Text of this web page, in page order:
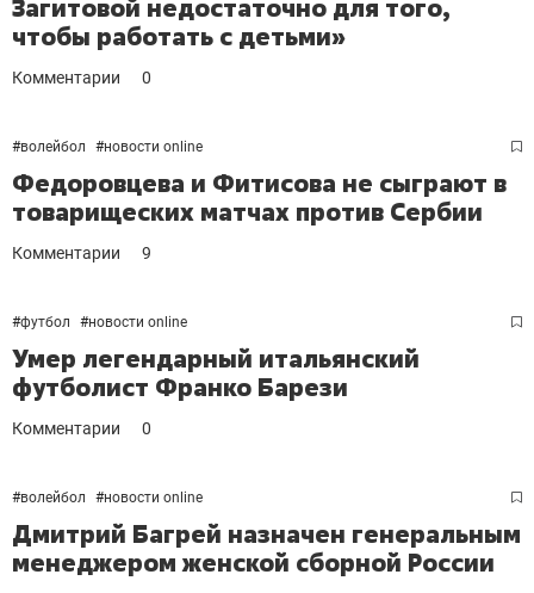
Загитовой недостаточно для того,
чтобы работать с детьми»
Комментарии 0
#волейбол #новости online
Федоровцева и Фитисова не сыграют в
товарищеских матчах против Сербии
Комментарии 9
#футбол #новости online
Умер легендарный итальянский
футболист Франко Барези
Комментарии 0
#волейбол #новости online
Дмитрий Багрей назначен генеральным
менеджером женской сборной России